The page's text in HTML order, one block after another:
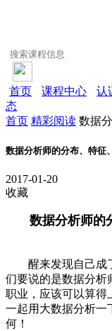
首页 课程中心 认
态
首页 精彩阅读 数据
数据分析师的分布、特征
2017-01-20
收藏
数据分析师的
醒来发现自己成
们要说的是数据分析
职业，应该可以算得
一起用大数据分析一
何！